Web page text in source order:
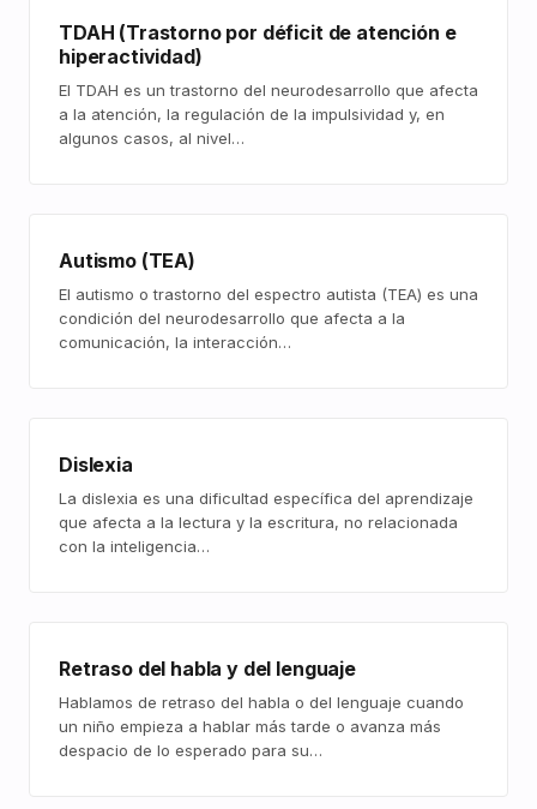
TDAH (Trastorno por déficit de atención e
hiperactividad)
El TDAH es un trastorno del neurodesarrollo que afecta
a la atención, la regulación de la impulsividad y, en
algunos casos, al nivel…
Autismo (TEA)
El autismo o trastorno del espectro autista (TEA) es una
condición del neurodesarrollo que afecta a la
comunicación, la interacción…
Dislexia
La dislexia es una dificultad específica del aprendizaje
que afecta a la lectura y la escritura, no relacionada
con la inteligencia…
Retraso del habla y del lenguaje
Hablamos de retraso del habla o del lenguaje cuando
un niño empieza a hablar más tarde o avanza más
despacio de lo esperado para su…